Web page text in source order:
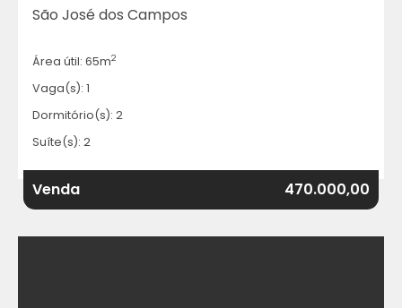
São José dos Campos
Área útil: 65m2
Vaga(s): 1
Dormitório(s): 2
Suíte(s): 2
Venda 470.000,00